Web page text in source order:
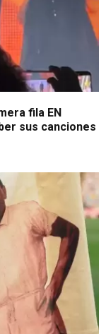
fila EN
sus canciones